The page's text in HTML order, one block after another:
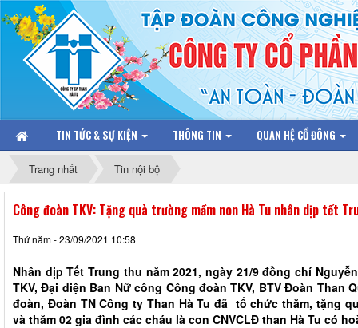
TIN TỨC & SỰ KIỆN THÔNG TIN QUAN HỆ CỔ ĐÔNG
Trang nhất Tin nội bộ
Công đoàn TKV: Tặng quà trường mầm non Hà Tu nhân dịp tết
Thứ năm - 23/09/2021 10:58
Nhân dịp Tết Trung thu năm 2021, ngày 21/9 đồng chí
TKV, Đại diện Ban Nữ công Công đoàn TKV, BTV Đoàn Than
đoàn, Đoàn TN Công ty Than Hà Tu đã tổ chức thăm, tặng
và thăm 02 gia đình các cháu là con CNVCLĐ than Hà Tu có